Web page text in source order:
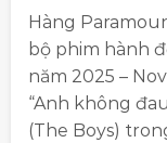
Hàng
bộ phim hành
năm 2025 –
“Anh không
(The Boys)